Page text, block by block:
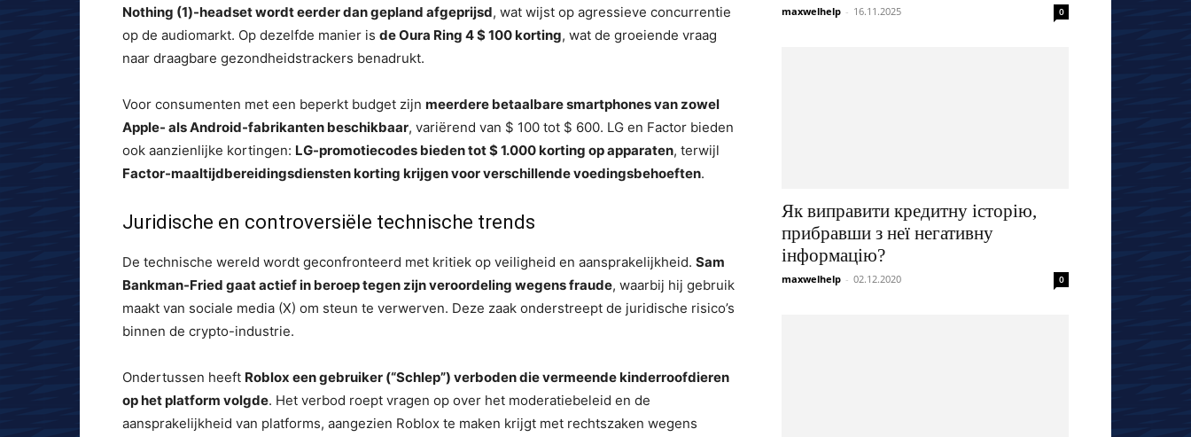
Nothing (1)-headset wordt eerder dan gepland afgeprijsd, wat wijst op agressieve concurrentie
op de audiomarkt. Op dezelfde manier is de Oura Ring 4 $ 100 korting, wat de groeiende vraag
naar draagbare gezondheidstrackers benadrukt.
Voor consumenten met een beperkt budget zijn meerdere betaalbare smartphones van zowel
Apple- als Android-fabrikanten beschikbaar, variërend van $ 100 tot $ 600. LG en Factor bieden
ook aanzienlijke kortingen: LG-promotiecodes bieden tot $ 1.000 korting op apparaten, terwijl
Factor-maaltijdbereidingsdiensten korting krijgen voor verschillende voedingsbehoeften.
Juridische en controversiële technische trends
De technische wereld wordt geconfronteerd met kritiek op veiligheid en aansprakelijkheid. Sam
Bankman-Fried gaat actief in beroep tegen zijn veroordeling wegens fraude, waarbij hij gebruik
maakt van sociale media (X) om steun te verwerven. Deze zaak onderstreept de juridische risico’s
binnen de crypto-industrie.
Ondertussen heeft Roblox een gebruiker (“Schlep”) verboden die vermeende kinderroofdieren
op het platform volgde. Het verbod roept vragen op over het moderatiebeleid en de
aansprakelijkheid van platforms, aangezien Roblox te maken krijgt met rechtszaken wegens
maxwelhelp - 16.11.2025 0
Як виправити кредитну історію,
прибравши з неї негативну
інформацію?
maxwelhelp - 02.12.2020 0